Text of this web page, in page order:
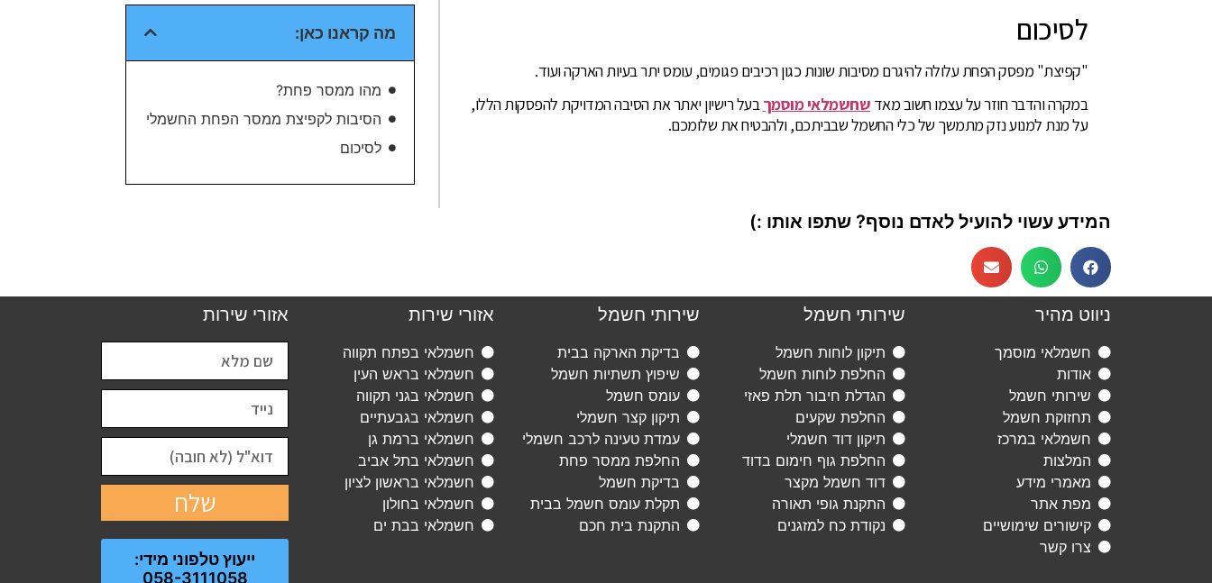
לסיכום
"קפיצת" מפסק הפחת עלולה להיגרם מסיבות שונות כגון רכיבים פגומים, עומס יתר בעיות הארקה ועוד.
במקרה והדבר חוזר על עצמו חשוב מאד שחשמלאי מוסמךבעל רישיון יאתר את הסיבה המדויקת להפסקות הללו,
על מנת למנוע נזק מתמשך של כלי החשמל שבביתכם, ולהבטיח את שלומכם.
מה קראנו כאן:
מהו ממסר פחת?
הסיבות לקפיצת ממסר הפחת החשמלי
לסיכום
המידע עשוי להועיל לאדם נוסף? שתפו אותו :)
ניווט מהיר
חשמלאי מוסמך
אודות
שירותי חשמל
תחזוקת חשמל
חשמלאי במרכז
המלצות
מאמרי מידע
מפת אתר
קישורים שימושיים
צרו קשר
שירותי חשמל
תיקון לוחות חשמל
החלפת לוחות חשמל
הגדלת חיבור תלת פאזי
החלפת שקעים
תיקון דוד חשמלי
החלפת גוף חימום בדוד
דוד חשמל מקצר
התקנת גופי תאורה
נקודת כח למזגנים
שירותי חשמל
בדיקת הארקה בבית
שיפוץ תשתיות חשמל
עומס חשמל
תיקון קצר חשמלי
עמדת טעינה לרכב חשמלי
החלפת ממסר פחת
בדיקת חשמל
תקלת עומס חשמל בבית
התקנת בית חכם
אזורי שירות
חשמלאי בפתח תקווה
חשמלאי בראש העין
חשמלאי בגני תקווה
חשמלאי בגבעתיים
חשמלאי ברמת גן
חשמלאי בתל אביב
חשמלאי בראשון לציון
חשמלאי בחולון
חשמלאי בבת ים
אזורי שירות
שלח
ייעוץ טלפוני מידי:
058-3111058